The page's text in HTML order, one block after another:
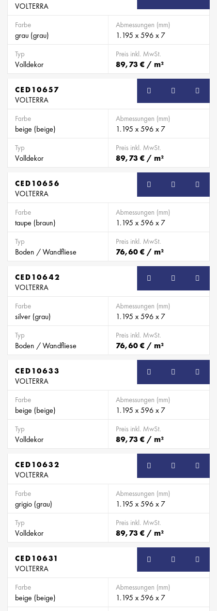
VOLTERRA
Farbe
grau (grau)
Abmessungen (mm)
1.195 x 596 x 7
Typ
Volldekor
Preis inkl. MwSt.
89,73 € / m²
CED10657
VOLTERRA
Farbe
beige (beige)
Abmessungen (mm)
1.195 x 596 x 7
Typ
Volldekor
Preis inkl. MwSt.
89,73 € / m²
CED10656
VOLTERRA
Farbe
taupe (braun)
Abmessungen (mm)
1.195 x 596 x 7
Typ
Boden / Wandfliese
Preis inkl. MwSt.
76,60 € / m²
CED10642
VOLTERRA
Farbe
silver (grau)
Abmessungen (mm)
1.195 x 596 x 7
Typ
Boden / Wandfliese
Preis inkl. MwSt.
76,60 € / m²
CED10633
VOLTERRA
Farbe
beige (beige)
Abmessungen (mm)
1.195 x 596 x 7
Typ
Volldekor
Preis inkl. MwSt.
89,73 € / m²
CED10632
VOLTERRA
Farbe
grigio (grau)
Abmessungen (mm)
1.195 x 596 x 7
Typ
Volldekor
Preis inkl. MwSt.
89,73 € / m²
CED10631
VOLTERRA
Farbe
beige (beige)
Abmessungen (mm)
1.195 x 596 x 7